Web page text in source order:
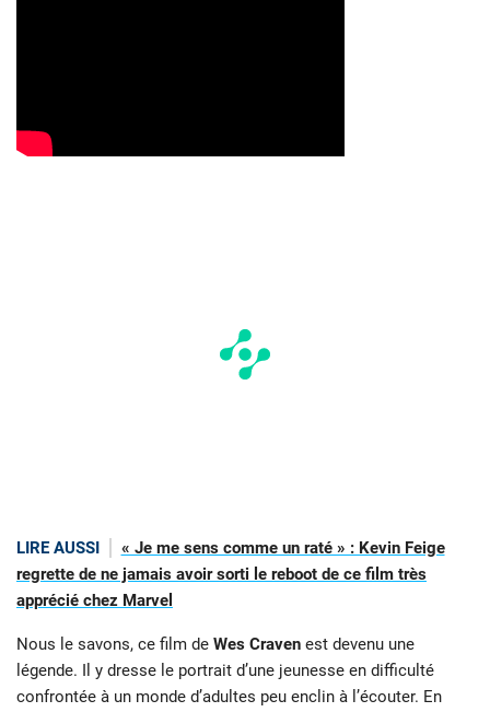
LIRE AUSSI
« Je me sens comme un raté » : Kevin Feige
regrette de ne jamais avoir sorti le reboot de ce film très
apprécié chez Marvel
Nous le savons, ce film de Wes Craven est devenu une
légende. Il y dresse le portrait d’une jeunesse en difficulté
confrontée à un monde d’adultes peu enclin à l’écouter. En